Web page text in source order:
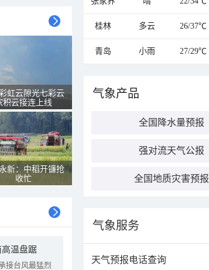
虹云隙光七彩云
积云接连上线
新：中稻开镰抢
收忙
温盘踞
接台风最猛烈
桂林 多云 26/37℃
青岛 小雨 27/29℃
气象产品
全国降水量预报
强对流天气公报
全国地质灾害预报
气象服务
天气预报电话查询